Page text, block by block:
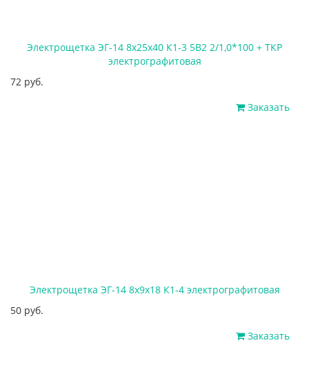
Электрощетка ЭГ-14 8х25х40 К1-3 5В2 2/1,0*100 + ТКР
электрографитовая
72 руб.
Заказать
Электрощетка ЭГ-14 8х9х18 К1-4 электрографитовая
50 руб.
Заказать